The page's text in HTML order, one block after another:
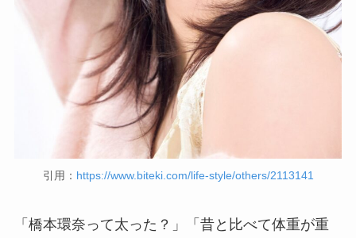
引用： https://www.biteki.com/life-style/others/2113141
「橋本環奈って太った？」「昔と比べて体重が重